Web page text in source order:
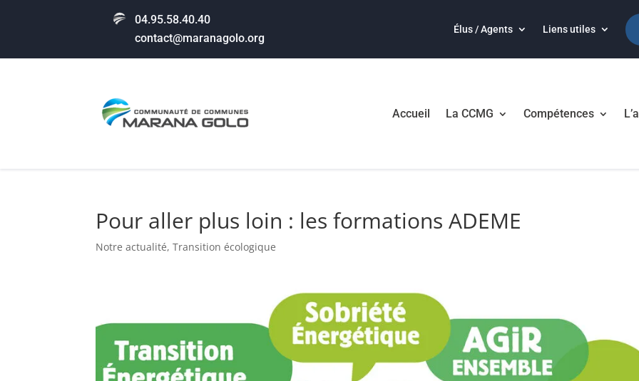
04.95.58.40.40
contact@maranagolo.org
Élus / Agents Liens utiles
Accueil La CCMG Compétences
Pour aller plus loin : les formations ADEME
Notre actualité,Transition écologique